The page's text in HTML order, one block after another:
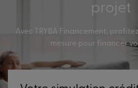
projet
Avec TRYBA Financement,
mesure pour financer